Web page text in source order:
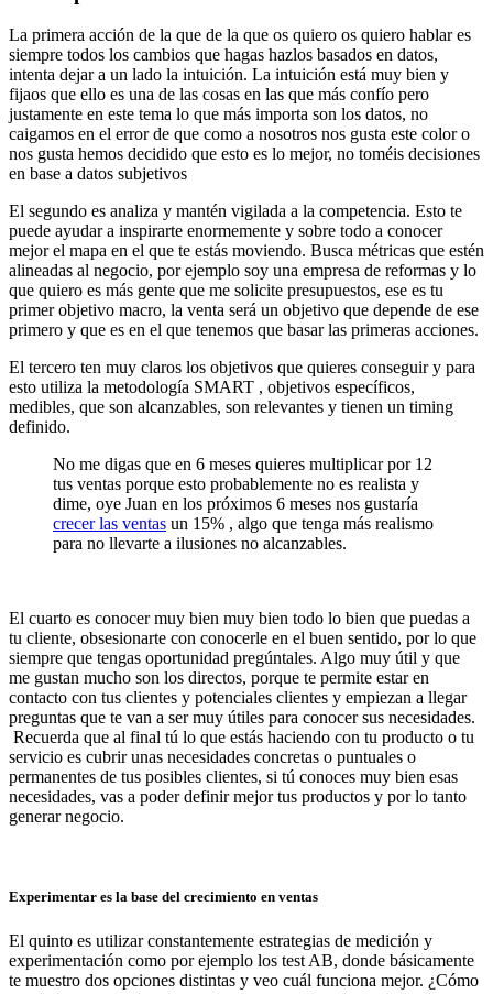
La primera acción de la que de la que os quiero os quiero hablar es
siempre todos los cambios que hagas hazlos basados en datos,
intenta dejar a un lado la intuición. La intuición está muy bien y
fijaos que ello es una de las cosas en las que más confío pero
justamente en este tema lo que más importa son los datos, no
caigamos en el error de que como a nosotros nos gusta este color o
nos gusta hemos decidido que esto es lo mejor, no toméis decisiones
en base a datos subjetivos
El segundo es analiza y mantén vigilada a la competencia. Esto te
puede ayudar a inspirarte enormemente y sobre todo a conocer
mejor el mapa en el que te estás moviendo. Busca métricas que estén
alineadas al negocio, por ejemplo soy una empresa de reformas y lo
que quiero es más gente que me solicite presupuestos, ese es tu
primer objetivo macro, la venta será un objetivo que depende de ese
primero y que es en el que tenemos que basar las primeras acciones.
El tercero ten muy claros los objetivos que quieres conseguir y para
esto utiliza la metodología SMART , objetivos específicos,
medibles, que son alcanzables, son relevantes y tienen un timing
definido.
No me digas que en 6 meses quieres multiplicar por 12
tus ventas porque esto probablemente no es realista y
dime, oye Juan en los próximos 6 meses nos gustaría
crecer las ventas un 15% , algo que tenga más realismo
para no llevarte a ilusiones no alcanzables.
El cuarto es conocer muy bien muy bien todo lo bien que puedas a
tu cliente, obsesionarte con conocerle en el buen sentido, por lo que
siempre que tengas oportunidad pregúntales. Algo muy útil y que
me gustan mucho son los directos, porque te permite estar en
contacto con tus clientes y potenciales clientes y empiezan a llegar
preguntas que te van a ser muy útiles para conocer sus necesidades.
Recuerda que al final tú lo que estás haciendo con tu producto o tu
servicio es cubrir unas necesidades concretas o puntuales o
permanentes de tus posibles clientes, si tú conoces muy bien esas
necesidades, vas a poder definir mejor tus productos y por lo tanto
generar negocio.
Experimentar es la base del crecimiento en ventas
El quinto es utilizar constantemente estrategias de medición y
experimentación como por ejemplo los test AB, donde básicamente
te muestro dos opciones distintas y veo cuál funciona mejor. ¿Cómo